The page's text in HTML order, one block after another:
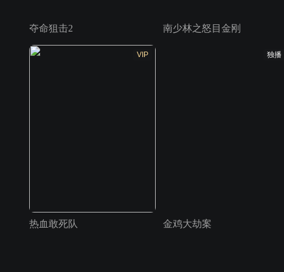
夺命狙击2 南少林之怒目金刚
VIP
热血敢死队
独播
金鸡大劫案